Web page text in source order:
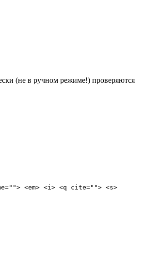
(не в ручном режиме!) проверяются
<em> <i> <q cite=""> <s>